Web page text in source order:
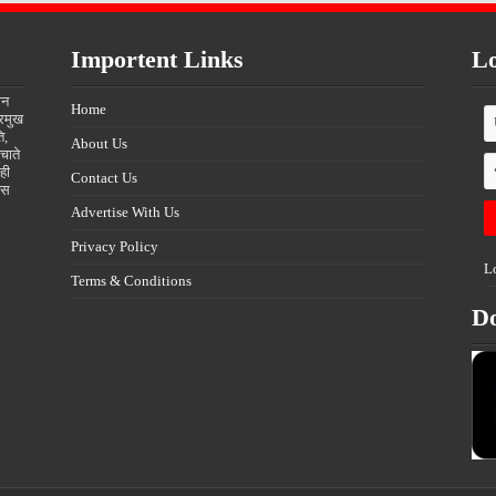
Importent Links
Home
About Us
Contact Us
Advertise With Us
Privacy Policy
Terms & Conditions